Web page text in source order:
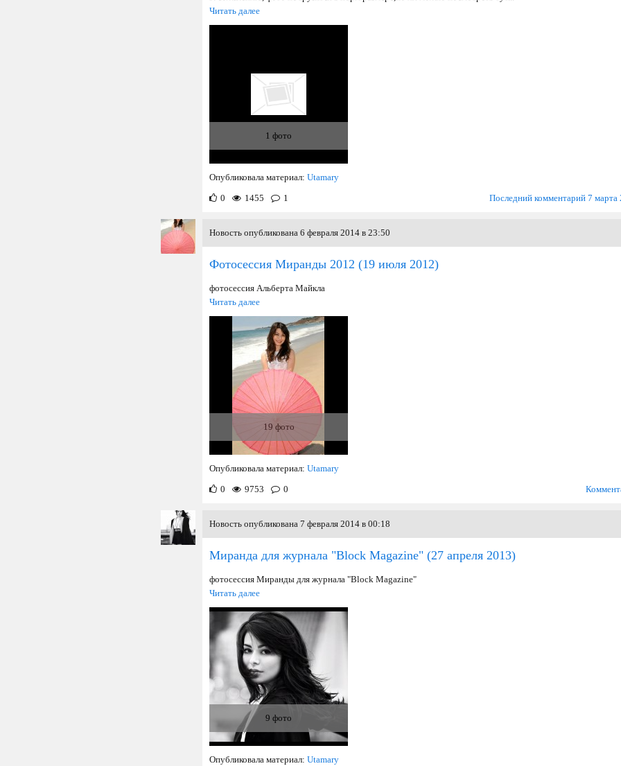
Читать далее
1 фото
Опубликовала материал: Utamary
0
1455 1 Последний комментарий 7 марта
Новость опубликована 6 февраля 2014 в 23:50
Фотосессия Миранды 2012 (19 июля 2012)
фотосессия Альберта Майкла
Читать далее
19 фото
Опубликовала материал: Utamary
0
9753 0
Новость опубликована 7 февраля 2014 в 00:18
Миранда для журнала "Block Magazine" (27 апреля 2013)
фотосессия Миранды для журнала "Block Magazine"
Читать далее
9 фото
Опубликовала материал: Utamary